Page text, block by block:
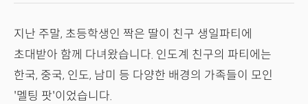
지난 주말, 초등학생인 짝은 딸이 친구 생일파티에
초대받아 함께 다녀왔습니다. 인도계 친구의 파티에는
한국, 중국, 인도, 남미 등 다양한 배경의 가족들이 모인
'멜팅 팟'이었습니다.